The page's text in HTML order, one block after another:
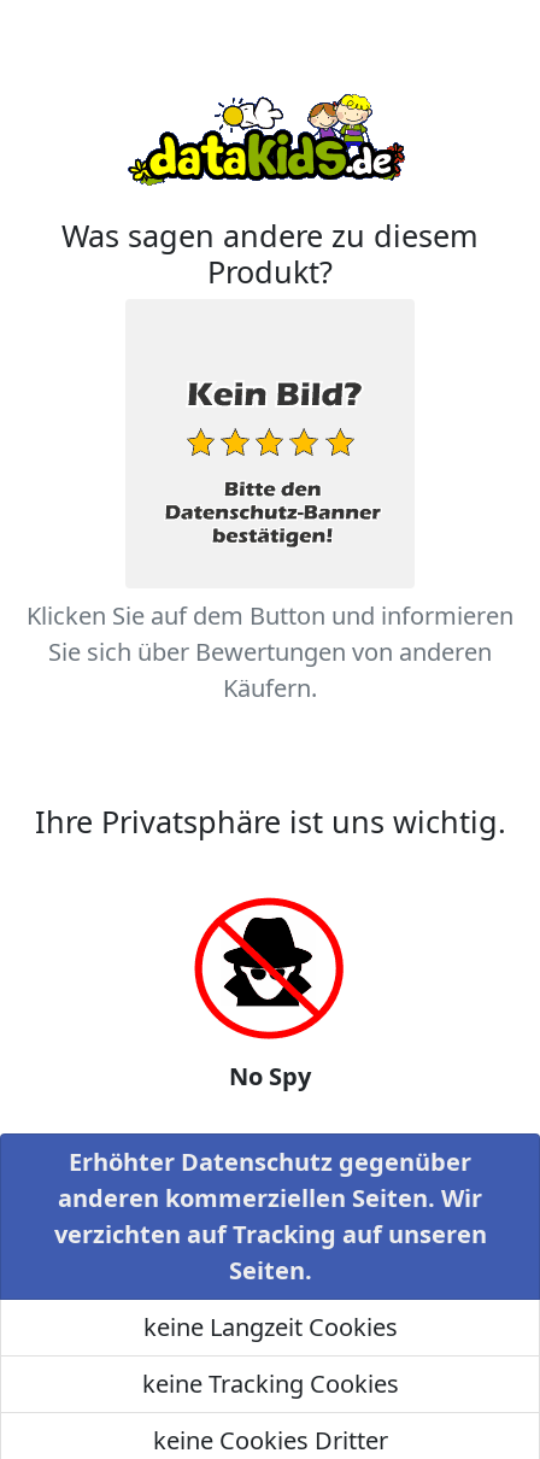
Was sagen andere zu diesem
Produkt?
Klicken Sie auf dem Button und informieren
Sie sich über Bewertungen von anderen
Käufern.
Ihre Privatsphäre ist uns wichtig.
No Spy
Erhöhter Datenschutz gegenüber
anderen kommerziellen Seiten. Wir
verzichten auf Tracking auf unseren
Seiten.
keine Langzeit Cookies
keine Tracking Cookies
keine Cookies Dritter